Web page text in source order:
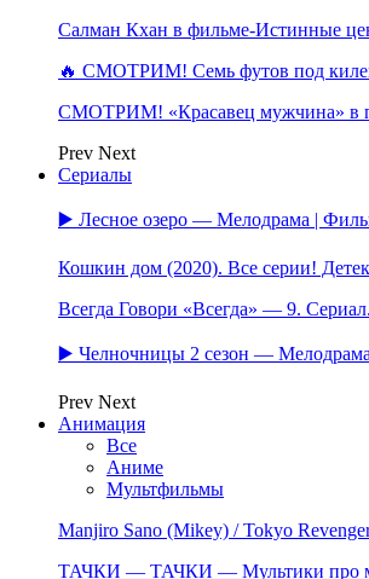
Салман Кхан в фильме-Истинные
🔥 СМОТРИМ! Семь футов под
СМОТРИМ! «Красавец мужчина» в
Prev Next
Сериалы
▶️ Лесное озеро — Мелодрама |
Кошкин дом (2020). Все серии!
Всегда Говори «Всегда» — 9.
▶️ Челночницы 2 сезон —
Prev Next
Анимация
Все
Аниме
Мультфильмы
Manjiro Sano (Mikey) / Tokyo
ТАЧКИ — ТАЧКИ — Мультики про